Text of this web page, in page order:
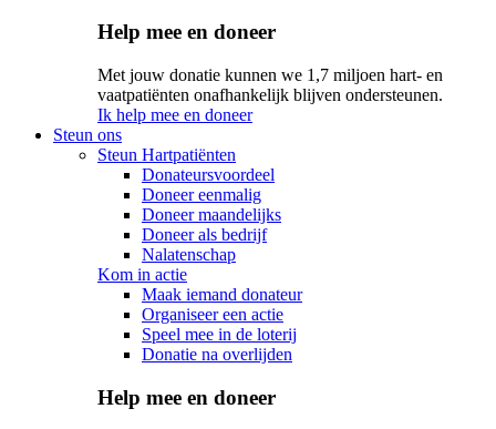
Help mee en doneer
Met jouw donatie kunnen we 1,7 miljoen hart- en
vaatpatiënten onafhankelijk blijven ondersteunen.
Ik help mee en doneer
Steun ons
Steun Hartpatiënten
Donateursvoordeel
Doneer eenmalig
Doneer maandelijks
Doneer als bedrijf
Nalatenschap
Kom in actie
Maak iemand donateur
Organiseer een actie
Speel mee in de loterij
Donatie na overlijden
Help mee en doneer